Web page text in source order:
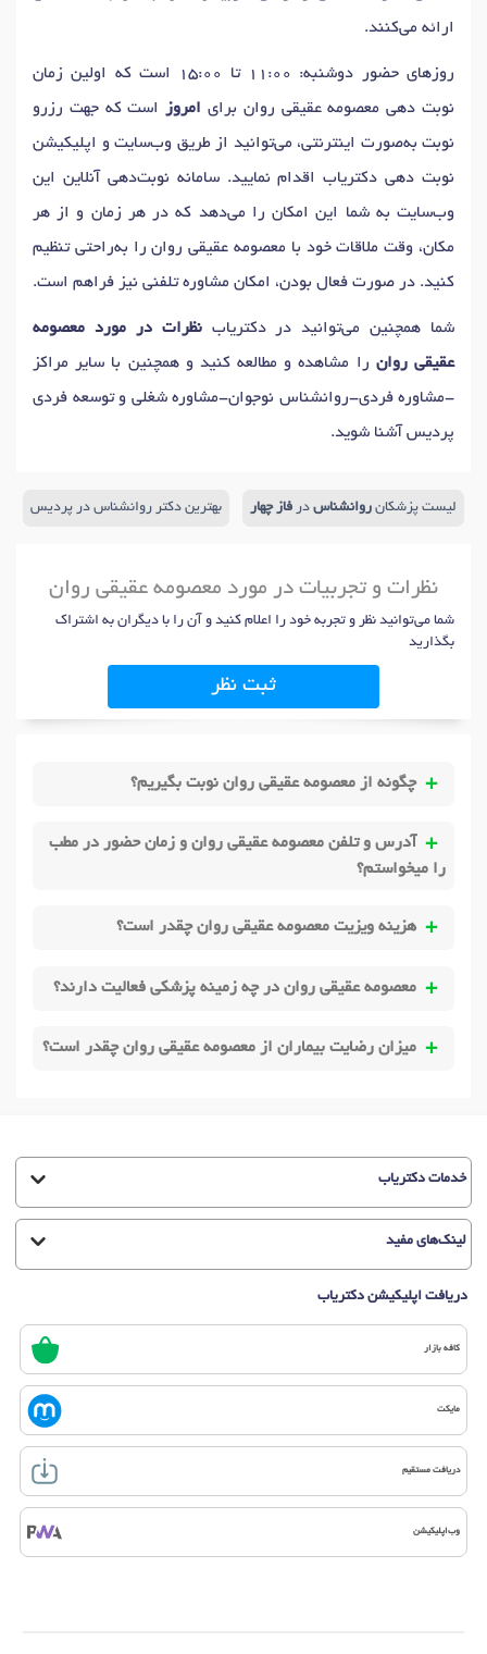
ارائه می‌کنند.
روزهای حضور دوشنبه: 11:00 تا 15:00 است که اولین زمان
نوبت دهی معصومه عقیقی روان برای امروزاست که جهت رزرو
نوبت به‌صورت اینترنتی، می‌توانید از طریق وب‌سایت و اپلیکیشن
نوبت دهی دکتریاب اقدام نمایید. سامانه نوبت‌دهی آنلاین این
وب‌سایت به شما این امکان را می‌دهد که در هر زمان و از هر
مکان، وقت ملاقات خود با معصومه عقیقی روان را به‌راحتی تنظیم
کنید. در صورت فعال بودن، امکان مشاوره تلفنی نیز فراهم است.
شما همچنین می‌توانید در دکتریابنظرات در مورد معصومه
عقیقی روان را مشاهده و مطالعه کنید و همچنین با سایر مراکز
-مشاوره فردی-روانشناس نوجوان-مشاوره شغلی و توسعه فردی
پردیس آشنا شوید.
لیست پزشکان روانشناس در فاز چهار بهترین دکتر روانشناس در پردیس
نظرات و تجربیات در مورد معصومه عقیقی روان
شما می‌توانید نظر و تجربه خود را اعلام کنید و آن را با دیگران به اشتراک
بگذارید
ثبت نظر
چگونه از معصومه عقیقی روان نوبت بگیریم؟
آدرس و تلفن معصومه عقیقی روان و زمان حضور در مطب
را میخواستم؟
هزینه ویزیت معصومه عقیقی روان چقدر است؟
معصومه عقیقی روان در چه زمینه پزشکی فعالیت دارند؟
میزان رضایت بیماران از معصومه عقیقی روان چقدر است؟
خدمات دکتریاب
لینک‌های مفید
دریافت اپلیکیشن دکتریاب
کافه بازار
مایکت
دریافت مستقیم
وب‌اپلیکیشن